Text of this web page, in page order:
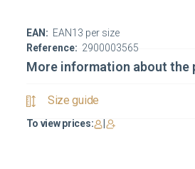
Reference: 2900003565
EAN: EAN13 per size
More information about the
Size guide
To view prices: